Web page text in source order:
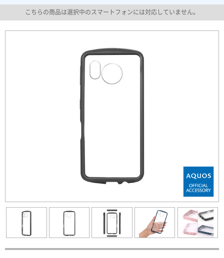
こちらの商品は選択中のスマートフォンには対応していません。